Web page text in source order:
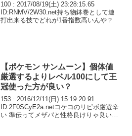
100 : 2017/08/19(土) 23:28:15.65
ID:RNMV/2W30.net持ち物鉢巻として連
打出来る技でどれが1番指数高いんや？
【ポケモン サンムーン】個体値
厳選するよりレベル100にして王
冠使った方が良い？
153 : 2016/12/11(日) 15:19:20.91
ID:2F0SCyE2a.netコケコのリピボ厳選辛
い 準伝ってメザパと性格良けりゃ良いん